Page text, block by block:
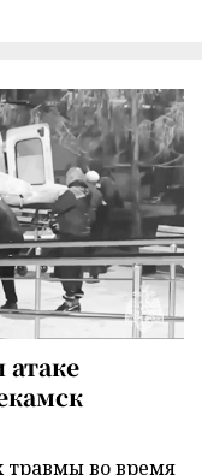
во время